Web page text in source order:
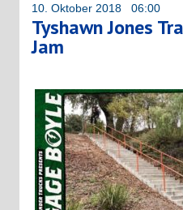
10. Oktober 2018 06:00
Tyshawn Jones
Jam